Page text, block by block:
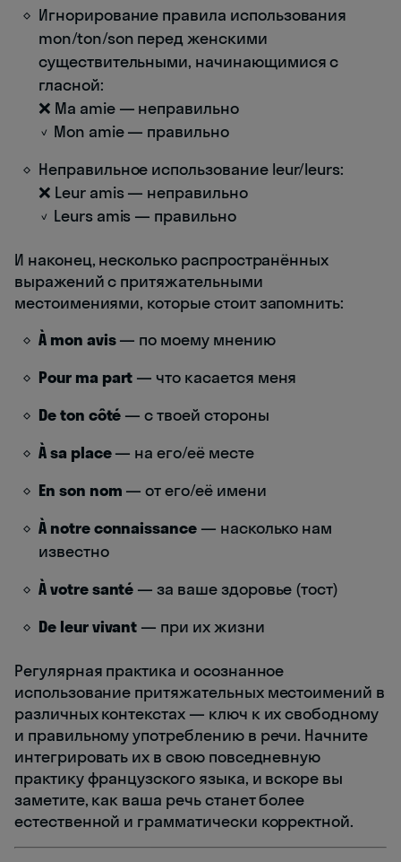
Игнорирование правила использования
mon/ton/son перед женскими
существительными, начинающимися с
гласной:
❌ Ma amie — неправильно
✓ Mon amie — правильно
Неправильное использование leur/leurs:
❌ Leur amis — неправильно
✓ Leurs amis — правильно
И наконец, несколько распространённых
выражений с притяжательными
местоимениями, которые стоит запомнить:
À mon avis— по моему мнению
Pour ma part — что касается меня
De ton côté — с твоей стороны
À sa place— на его/её месте
En son nom — от его/её имени
À notre connaissance — насколько нам
известно
À votre santé — за ваше здоровье (тост)
De leur vivant — при их жизни
Регулярная практика и осознанное
использование притяжательных местоимений в
различных контекстах — ключ к их свободному
и правильному употреблению в речи. Начните
интегрировать их в свою повседневную
практику французского языка, и вскоре вы
заметите, как ваша речь станет более
естественной и грамматически корректной.